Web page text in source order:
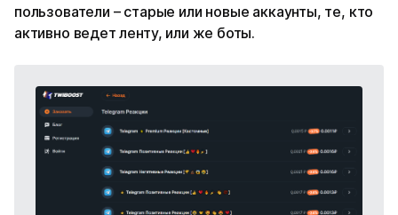
пользователи – старые или новые аккаунты, те, кто
активно ведет ленту, или же боты.